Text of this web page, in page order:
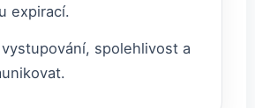
expirací.
spolehlivost a